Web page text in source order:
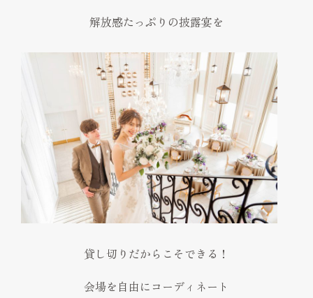
解放感たっぷりの披露宴を
貸し切りだからこそできる！
会場を自由にコーディネート